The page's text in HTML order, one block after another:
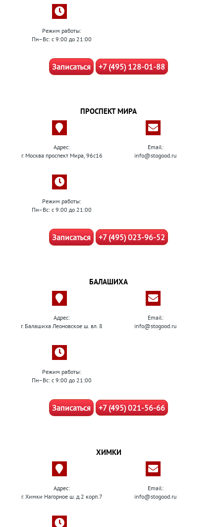
Режим работы:
Пн–Вс: с 9:00 до 21:00
Записаться +7 (495) 128-01-88
ПРОСПЕКТ МИРА
Адрес:
г. Москва проспект Мира, 96с16
Email:
info@stogood.ru
Режим работы:
Пн–Вс: с 9:00 до 21:00
Записаться +7 (495) 023-96-52
БАЛАШИХА
Адрес:
г. Балашиха Леоновское ш. вл. 8
Email:
info@stogood.ru
Режим работы:
Пн–Вс: с 9:00 до 21:00
Записаться +7 (495) 021-56-66
ХИМКИ
Адрес:
г. Химки Нагорное ш. д.2 корп.7
Email:
info@stogood.ru